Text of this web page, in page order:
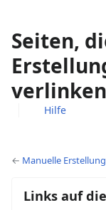
Seiten,
verlinken
Hilfe
← Manuelle
Links auf